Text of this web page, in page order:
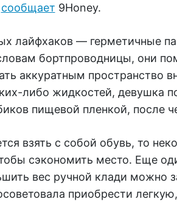
сообщает 9Honey.
лайфхаков — герметичные
бортпроводницы, они
аккуратным пространство
либо жидкостей, девушка
пищевой пленкой, после
взять с собой обувь, то
сэкономить место. Еще
вес ручной клади можно
приобрести